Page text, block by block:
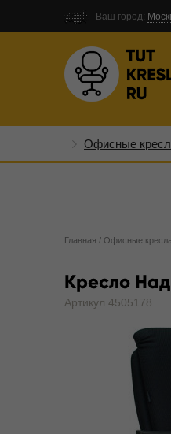
Ваш город:
Офисные
Главная / Офисные кресла
Кресло
Артикул 4505178